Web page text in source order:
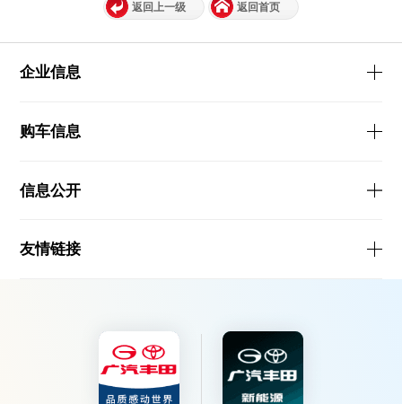
返回上一级 返回首页
企业信息
购车信息
信息公开
友情链接